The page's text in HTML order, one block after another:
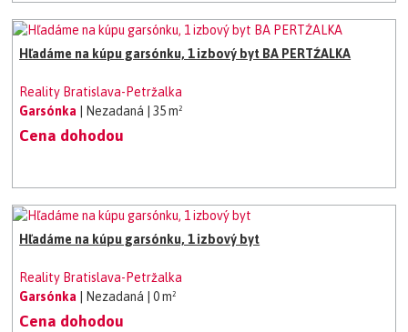
Hľadáme na kúpu garsónku, 1 izbový byt BA PERTŹALKA
Reality Bratislava-Petržalka
Garsónka
| Nezadaná | 35 m²
Cena dohodou
Hľadáme na kúpu garsónku, 1 izbový byt
Reality Bratislava-Petržalka
Garsónka
| Nezadaná | 0 m²
Cena dohodou